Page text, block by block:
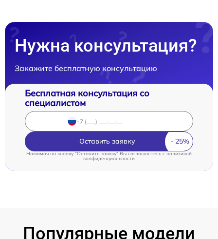
Нужна консультация?
Закажите бесплатную консультацию
Бесплатная консультация со
специалистом
Оставить заявку
Нажимая на кнопку "Оставить заявку" Вы соглашаетесь c политикой
конфиденциальности
Популярные модели